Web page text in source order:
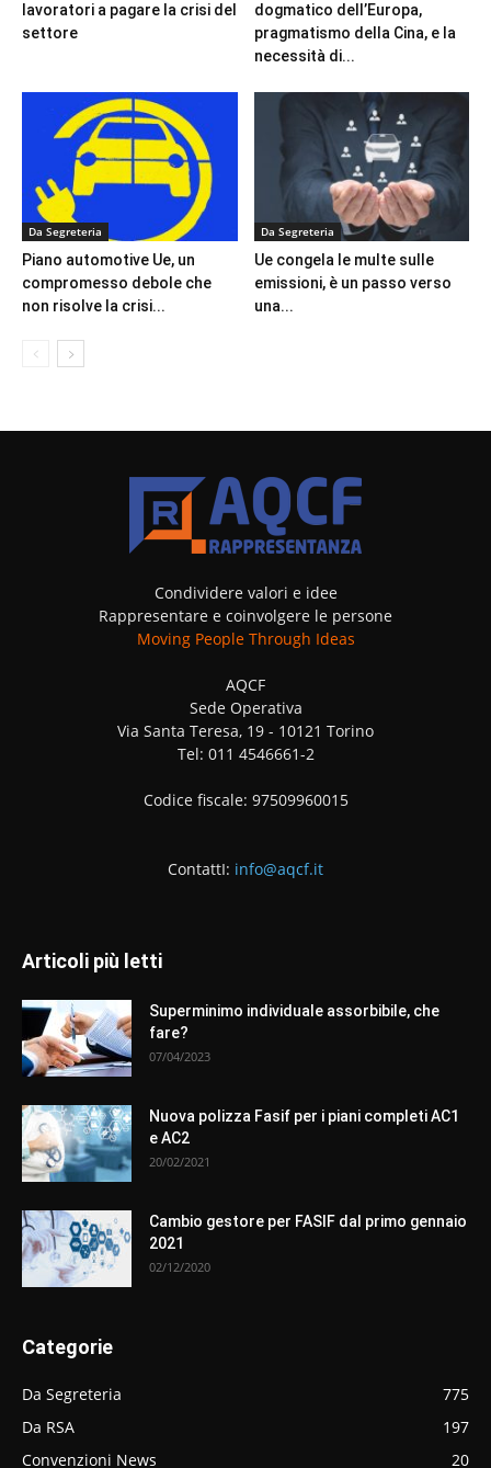
lavoratori a pagare la crisi del
settore
dogmatico dell’Europa,
pragmatismo della Cina, e la
necessità di...
Da Segreteria
Piano automotive Ue, un
compromesso debole che
non risolve la crisi...
Da Segreteria
Ue congela le multe sulle
emissioni, è un passo verso
una...
Condividere valori e idee
Rappresentare e coinvolgere le persone
Moving People Through Ideas
AQCF
Sede Operativa
Via Santa Teresa, 19 - 10121 Torino
Tel: 011 4546661-2
Codice fiscale: 97509960015
ContattI: info@aqcf.it
Articoli più letti
Superminimo individuale assorbibile, che
fare?
07/04/2023
Nuova polizza Fasif per i piani completi AC1
e AC2
20/02/2021
Cambio gestore per FASIF dal primo gennaio
2021
02/12/2020
Categorie
Da Segreteria
775
Da RSA
197
Convenzioni News
20